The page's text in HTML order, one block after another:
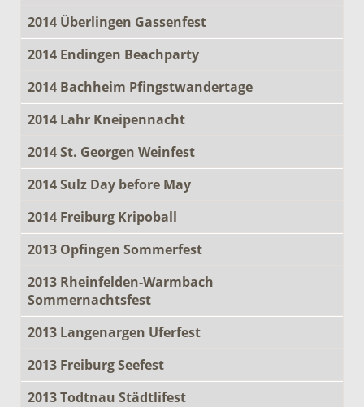
2014 Überlingen Gassenfest
2014 Endingen Beachparty
2014 Bachheim Pfingstwandertage
2014 Lahr Kneipennacht
2014 St. Georgen Weinfest
2014 Sulz Day before May
2014 Freiburg Kripoball
2013 Opfingen Sommerfest
2013 Rheinfelden-Warmbach
Sommernachtsfest
2013 Langenargen Uferfest
2013 Freiburg Seefest
2013 Todtnau Städtlifest